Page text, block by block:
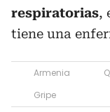
respiratorias,
tiene una
Armenia
Gripe